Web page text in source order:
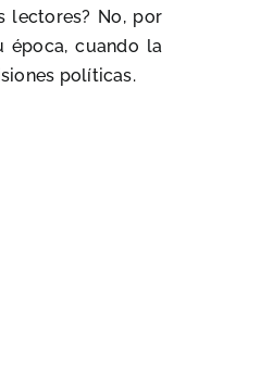
lectores? No, por
época, cuando la
políticas.